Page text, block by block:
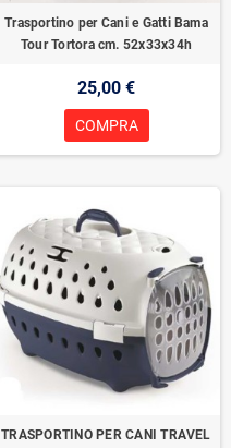
Trasportino per Cani e Gatti Bama
Tour Tortora cm. 52x33x34h
25,00 €
COMPRA
TRASPORTINO PER CANI TRAVEL